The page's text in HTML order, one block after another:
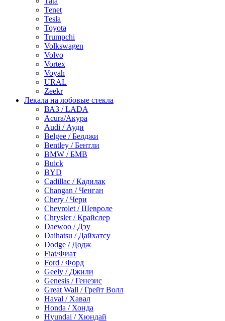
Tenet
Tesla
Toyota
Trumpchi
Volkswagen
Volvo
Vortex
Voyah
URAL
Zeekr
Лекала на лобовые стекла
ВАЗ / LADA
Acura/Акура
Audi / Ауди
Belgee / Белджи
Bentley / Бентли
BMW / БМВ
Buick
BYD
Cadillac / Кадилак
Changan / Ченган
Chery / Чери
Chevrolet / Шевроле
Chrysler / Крайслер
Daewoo / Дэу
Daihatsu / Дайхатсу
Dodge / Додж
Fiat/Фиат
Ford / Форд
Geely / Джили
Genesis / Генезис
Great Wall / Грейт Волл
Haval / Хавал
Honda / Хонда
Hyundai / Хюндай